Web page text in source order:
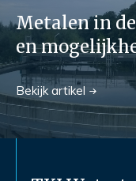
Metalen in
en
Bekijk artikel